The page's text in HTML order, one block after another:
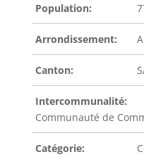
Population:
Arrondissement:
Canton:
Intercommunalité:
Communauté de
Catégorie: